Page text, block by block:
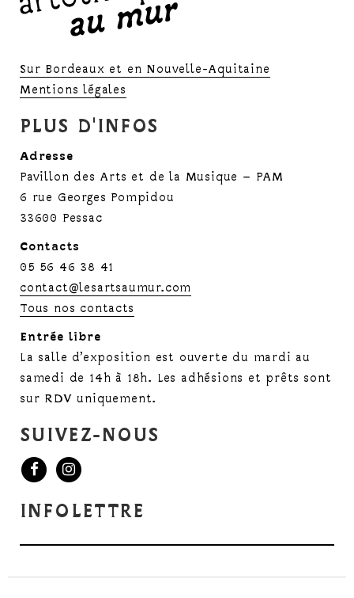
Sur Bordeaux et en Nouvelle-Aquitaine
Mentions légales
PLUS D'INFOS
Adresse
Pavillon des Arts et de la Musique – PAM
6 rue Georges Pompidou
33600 Pessac
Contacts
05 56 46 38 41
contact@lesartsaumur.com
Tous nos contacts
Entrée libre
La salle d’exposition est ouverte du mardi au
samedi de 14h à 18h. Les adhésions et prêts sont
sur RDV uniquement.
SUIVEZ-NOUS
INFOLETTRE